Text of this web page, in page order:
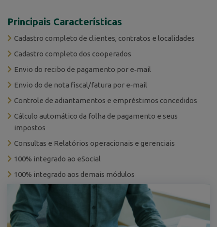
Principais Características
Cadastro completo de clientes, contratos e localidades
Cadastro completo dos cooperados
Envio do recibo de pagamento por e‐mail
Envio do de nota fiscal/fatura por e‐mail
Controle de adiantamentos e empréstimos concedidos
Cálculo automático da folha de pagamento e seus
impostos
Consultas e Relatórios operacionais e gerenciais
100% integrado ao eSocial
100% integrado aos demais módulos